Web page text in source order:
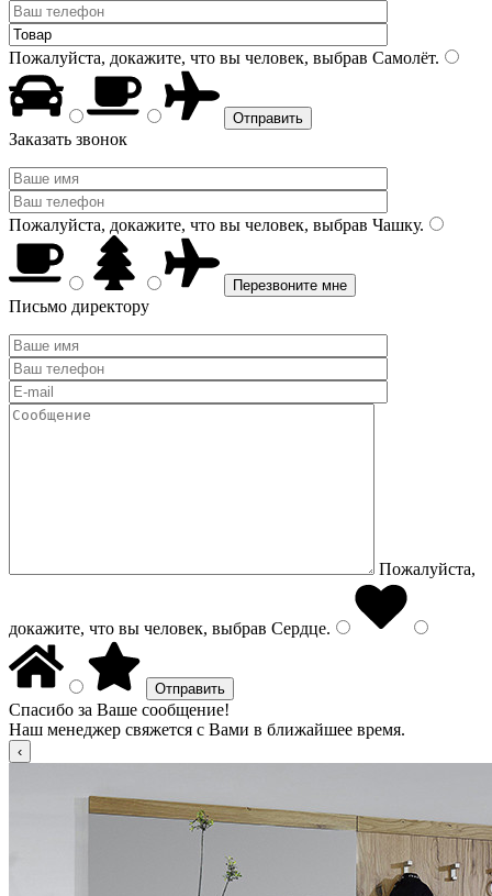
Пожалуйста, докажите, что вы человек, выбрав Самолёт.
Заказать звонок
Пожалуйста, докажите, что вы человек, выбрав Чашку.
Письмо директору
Пожалуйста,
докажите, что вы человек, выбрав Сердце.
Спасибо за Ваше сообщение!
Наш менеджер свяжется с Вами в ближайшее время.